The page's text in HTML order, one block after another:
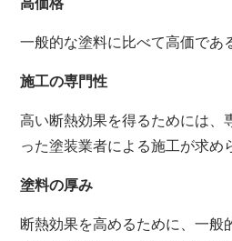
高価格
一般的な塗料に比べて高価であ
施工の専門性
高い断熱効果を得るためには、
った塗装業者による施工が求め
塗料の厚み
断熱効果を高めるために、一般